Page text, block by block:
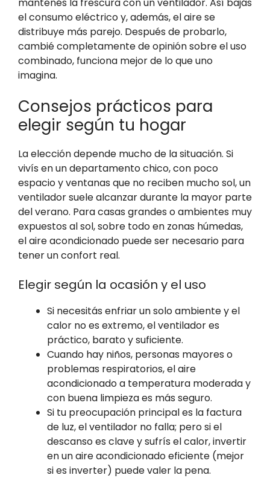
el consumo eléctrico y, además, el aire se
distribuye más parejo. Después de probarlo,
cambié completamente de opinión sobre el uso
combinado, funciona mejor de lo que uno
imagina.
Consejos prácticos para
elegir según tu hogar
La elección depende mucho de la situación. Si
vivís en un departamento chico, con poco
espacio y ventanas que no reciben mucho sol, un
ventilador suele alcanzar durante la mayor parte
del verano. Para casas grandes o ambientes muy
expuestos al sol, sobre todo en zonas húmedas,
el aire acondicionado puede ser necesario para
tener un confort real.
Elegir según la ocasión y el uso
Si necesitás enfriar un solo ambiente y el
calor no es extremo, el ventilador es
práctico, barato y suficiente.
Cuando hay niños, personas mayores o
problemas respiratorios, el aire
acondicionado a temperatura moderada y
con buena limpieza es más seguro.
Si tu preocupación principal es la factura
de luz, el ventilador no falla; pero si el
descanso es clave y sufrís el calor, invertir
en un aire acondicionado eficiente (mejor
si es inverter) puede valer la pena.